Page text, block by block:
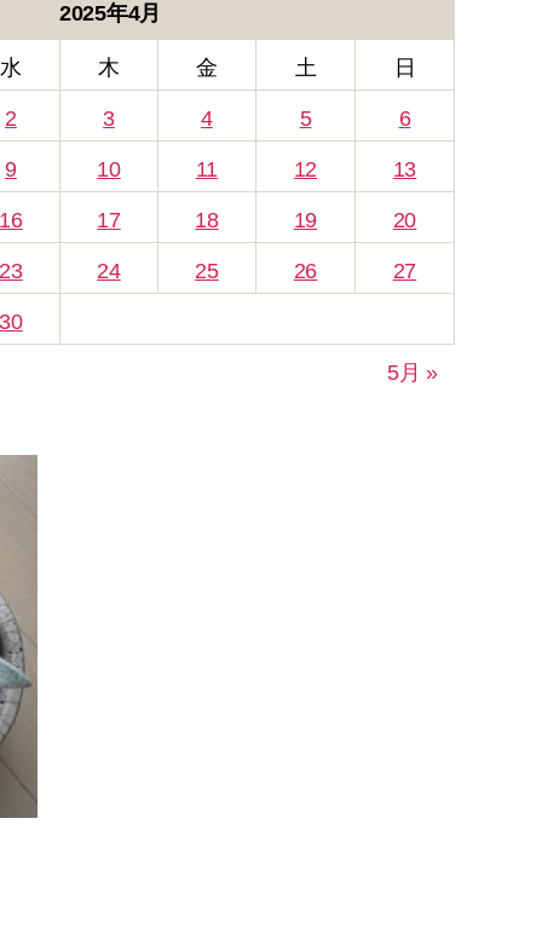
2025年4月
水 木 金 土 日
2 3 4 5 6
9 10 11 12 13
16 17 18 19 20
23 24 25 26 27
30
5月 »